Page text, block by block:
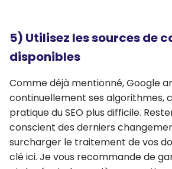
5) Utilisez les sources de
disponibles
Comme déjà mentionné, Google
continuellement ses algorithmes,
pratique du SEO plus difficile.
conscient des derniers
surcharger le traitement de vos
clé ici. Je vous recommande de